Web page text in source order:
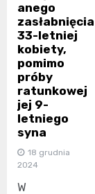
anego
zasłabnięcia
33-letniej
kobiety,
pomimo
próby
ratunkowej
jej 9-
letniego
syna
18 grudnia
2024
W